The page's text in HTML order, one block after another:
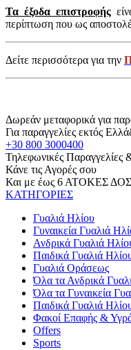
Τα έξοδα επιστροφής
περίπτωση που ως
Δείτε περισσότερα για την
Δωρεάν μεταφορικά για
Για παραγγελίες εκτός
+30 800 3000400
Τηλεφωνικές Παραγγελίες
Κάνε τις Αγορές σου
Και με έως 6 ΑΤΟΚΕΣ
ΚΑΤΗΓΟΡΙΕΣ
Γυαλιά Ηλίου
Γυναικεία Γυαλιά
Ανδρικά Γυαλιά
Παιδικά Γυαλιά
Γυαλιά Οράσεως
Όλα τα Ανδρικά
Όλα τα Γυναικεία
Παιδικά Γυαλιά
Φακοί Επαφής &
Offers
Sports